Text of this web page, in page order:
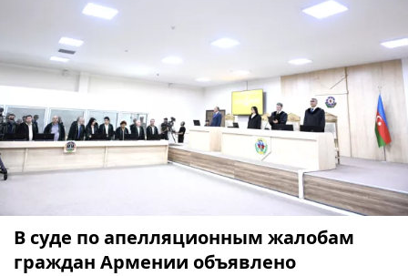
В суде по апелляционным жалобам
граждан Армении объявлено